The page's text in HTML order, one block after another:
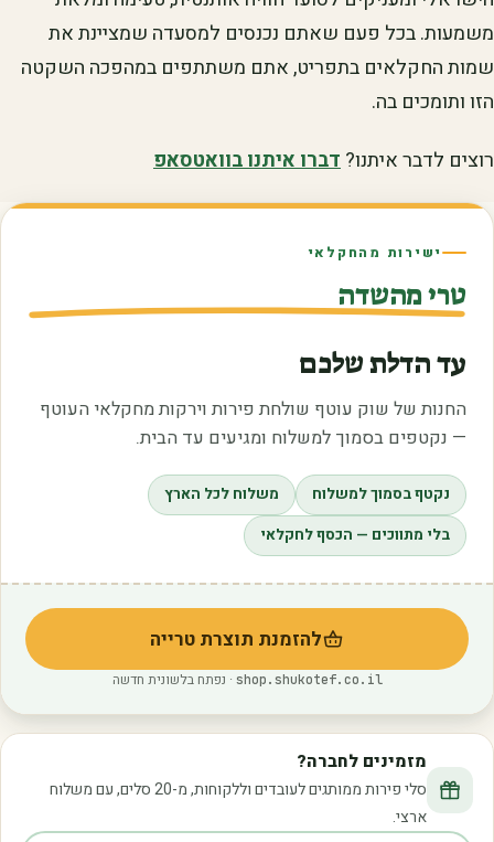
משמעות. בכל פעם שאתם נכנסים למסעדה שמציינת את
שמות החקלאים בתפריט, אתם משתתפים במהפכה השקטה
הזו ותומכים בה.
רוצים לדבר איתנו?דברו איתנו בוואטסאפ
ישירות מהחקלאי
טרי מהשדה
עד הדלת שלכם
החנות של שוק עוטף שולחת פירות וירקות מחקלאי העוטף
— נקטפים בסמוך למשלוח ומגיעים עד הבית.
נקטף בסמוך למשלוח
משלוח לכל הארץ
בלי מתווכים — הכסף לחקלאי
להזמנת תוצרת טרייה
(נפתח בלשונית חדשה)
shop.shukotef.co.il · נפתח בלשונית חדשה
מזמינים לחברה?
סלי פירות ממותגים לעובדים וללקוחות, מ-20 סלים, עם משלוח
ארצי.